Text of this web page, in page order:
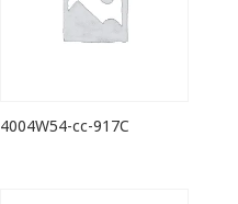
4004W54-cc-917C